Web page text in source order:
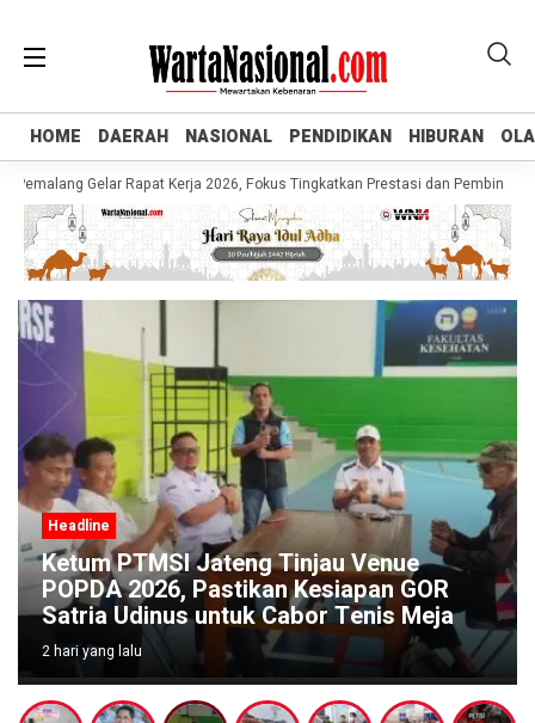
HOME DAERAH NASIONAL PENDIDIKAN HIBURAN
HOME DAERAH NASIONAL PENDIDIKAN HIBURAN
Gelar Rapat Kerja 2026, Fokus Tingkatkan Prestasi dan Pembinaan
Headline
Ketum PTMSI Jateng Tinjau Venue
POPDA 2026, Pastikan Kesiapan GOR
Satria Udinus untuk Cabor Tenis Meja
2 hari yang lalu